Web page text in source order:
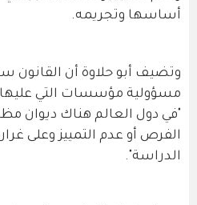
أساسها وتجريمه.
وتضيف أبو حلاوة أن
مسؤولية مؤسسات التي عليها
"في دول العالم هناك ديوان
الفرص أو عدم التمييز وعلى
الدراسة".